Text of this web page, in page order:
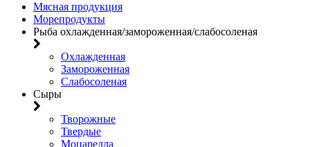
Мясная продукция
Морепродукты
Рыба охлажденная/замороженная/слабосоленая
Охлажденная
Замороженная
Слабосоленая
Сыры
Творожные
Твердые
Моцарелла